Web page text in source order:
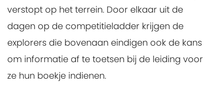
verstopt op het terrein. Door elkaar uit de
dagen op de competitieladder krijgen de
explorers die bovenaan eindigen ook de kans
om informatie af te toetsen bij de leiding voor
ze hun boekje indienen.